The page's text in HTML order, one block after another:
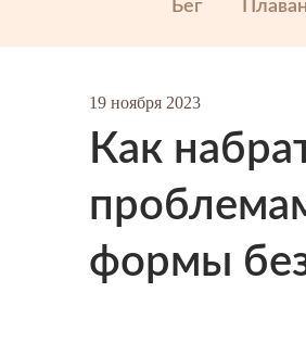
Бег
19 ноября 2023
Как
формы